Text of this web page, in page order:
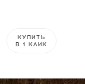
КУПИТЬ
В 1 КЛИК